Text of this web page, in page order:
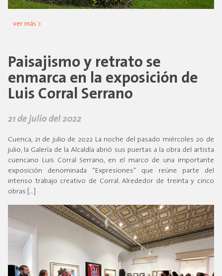
ver más >
Paisajismo y retrato se
enmarca en la exposición de
Luis Corral Serrano
21 de julio del 2022
Cuenca, 21 de julio de 2022 La noche del pasado miércoles 20 de
julio, la Galería de la Alcaldía abrió sus puertas a la obra del artista
cuencano Luis Corral Serrano, en el marco de una importante
exposición denominada “Expresiones” que reúne parte del
intenso trabajo creativo de Corral. Alrededor de treinta y cinco
obras […]